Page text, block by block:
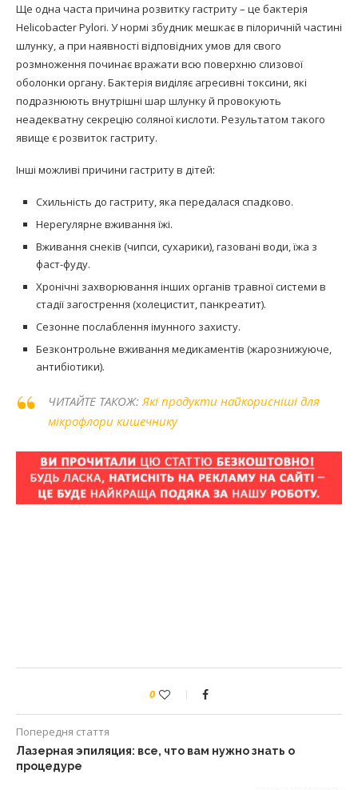
Ще одна часта причина розвитку гастриту – це бактерія
Helicobacter Pylori. У нормі збудник мешкає в пілоричній частині
шлунку, а при наявності відповідних умов для свого
розмноження починає вражати всю поверхню слизової
оболонки органу. Бактерія виділяє агресивні токсини, які
подразнюють внутрішні шар шлунку й провокують
неадекватну секрецію соляної кислоти. Результатом такого
явище є розвиток гастриту.
Інші можливі причини гастриту в дітей:
Схильність до гастриту, яка передалася спадково.
Нерегулярне вживання їжі.
Вживання снеків (чипси, сухарики), газовані води, їжа з
фаст-фуду.
Хронічні захворювання інших органів травної системи в
стадії загострення (холецистит, панкреатит).
Сезонне послаблення імунного захисту.
Безконтрольне вживання медикаментів (жарознижуюче,
антибіотики).
ЧИТАЙТЕ ТАКОЖ: Які продукти найкорисніші для
мікрофлори кишечнику
0
Попередня стаття
Лазерная эпиляция: все, что вам нужно знать о
процедуре